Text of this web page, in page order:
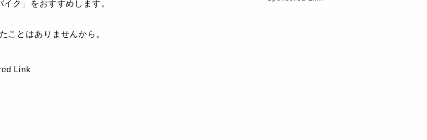
ク」をおすすめします。
ことはありませんから。
Link